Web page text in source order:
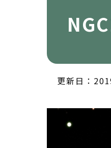
更新日：